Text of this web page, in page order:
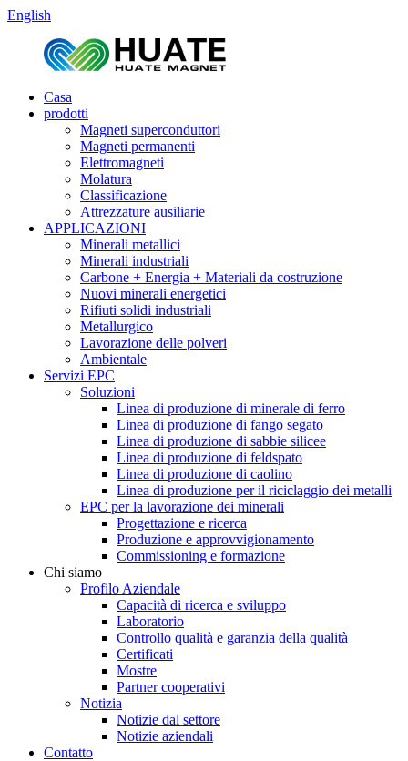
English
Casa
prodotti
Magneti superconduttori
Magneti permanenti
Elettromagneti
Molatura
Classificazione
Attrezzature ausiliarie
APPLICAZIONI
Minerali metallici
Minerali industriali
Carbone + Energia + Materiali da costruzione
Nuovi minerali energetici
Rifiuti solidi industriali
Metallurgico
Lavorazione delle polveri
Ambientale
Servizi EPC
Soluzioni
Linea di produzione di minerale di ferro
Linea di produzione di fango segato
Linea di produzione di sabbie silicee
Linea di produzione di feldspato
Linea di produzione di caolino
Linea di produzione per il riciclaggio dei metalli
EPC per la lavorazione dei minerali
Progettazione e ricerca
Produzione e approvvigionamento
Commissioning e formazione
Chi siamo
Profilo Aziendale
Capacità di ricerca e sviluppo
Laboratorio
Controllo qualità e garanzia della qualità
Certificati
Mostre
Partner cooperativi
Notizia
Notizie dal settore
Notizie aziendali
Contatto